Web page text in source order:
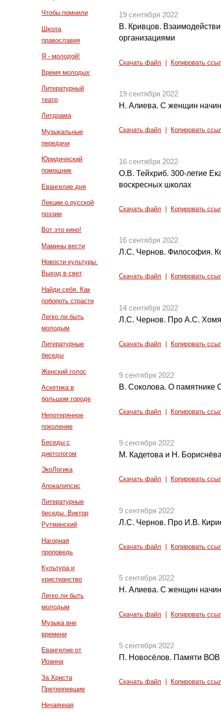
Чтобы помнили
Школа
православия
Я - молодой!
Время молодых
Литературный
театр
Литдрама
Музыкальные
передачи
Юридический
помощник
Евангелие дня
Лекции о русской
поэзии
Вот это кино!
Мамины вести
Новости культуры.
Выход в свет
Найди себя. Как
побороть страсти
Легко ли быть
молодым
Литературные
беседы
Женский голос
Аскетика в
большом городе
Непотерянное
поколение
Беседы с
диетологом
ЭкоЛогика
Апокалипсис
Литературные
беседы. Виктор
Рутминский
Нагорная
проповедь
Культура и
христианство
Легко ли быть
молодым
Музыка вне
времени
Евангелие от
Иоанна
За Христа
Претерпевшие
Нечаянная
19 сентября 2022
В. Кривцов.
организациями
Скачать файл Копировать
19 сентября 2022
Н. Алиева. С женщин
Скачать файл Копировать
16 сентября 2022
О.В. Тейхриб. 300-летие
воскресных школах
Скачать файл Копировать
16 сентября 2022
Л.С. Чернов. Философия.
Скачать файл Копировать
14 сентября 2022
Л.С. Чернов. Про А.С.
Скачать файл Копировать
9 сентября 2022
В. Соколова. О памятнике
Скачать файл Копировать
9 сентября 2022
М. Кадетова и Н.
Скачать файл Копировать
9 сентября 2022
Л.С. Чернов. Про И.В.
Скачать файл Копировать
5 сентября 2022
Н. Алиева. С женщин
Скачать файл Копировать
5 сентября 2022
П. Новосёлов. Памяти ВОВ
Скачать файл Копировать